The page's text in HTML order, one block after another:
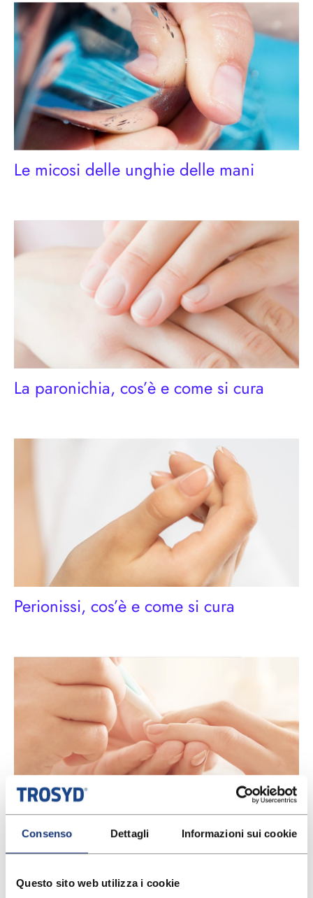
Consenso Dettagli Informazioni sui cookie
Questo sito web utilizza i cookie
Le micosi delle unghie delle mani
La paronichia, cos’è e come si cura
Perionissi, cos’è e come si cura
I 7 rischi della manicure